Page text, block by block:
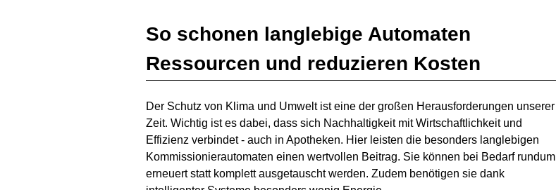
So schonen langlebige Automaten
Ressourcen und reduzieren Kosten
Der Schutz von Klima und Umwelt ist eine der großen Herausforderungen unserer
Zeit. Wichtig ist es dabei, dass sich Nachhaltigkeit mit Wirtschaftlichkeit und
Effizienz verbindet - auch in Apotheken. Hier leisten die besonders langlebigen
Kommissionierautomaten einen wertvollen Beitrag. Sie können bei Bedarf rundum
erneuert statt komplett ausgetauscht werden. Zudem benötigen sie dank